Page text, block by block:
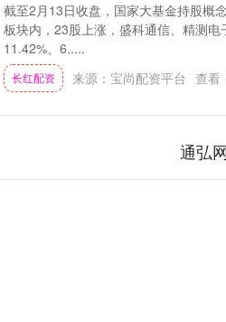
截至2月13日收盘，国家大基金持股概
板块内，23股上涨，盛科通信、精测
11.42%、6.....
长红配资 来源：宝尚配资平台 查看
通弘